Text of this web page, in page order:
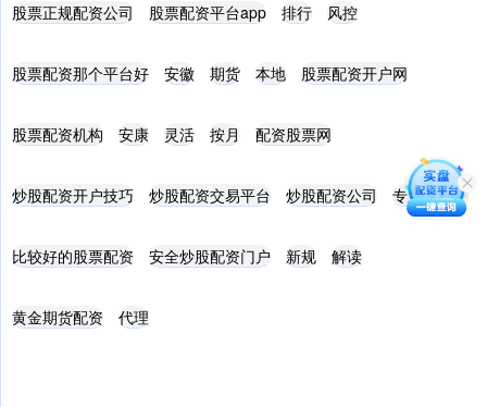
股票正规配资公司 股票配资平台app 排行 风控
股票配资那个平台好 安徽 期货 本地 股票配资开户网
股票配资机构 安康 灵活 按月 配资股票网
炒股配资开户技巧 炒股配资交易平台 炒股配资公司 专业
比较好的股票配资 安全炒股配资门户 新规 解读
黄金期货配资 代理